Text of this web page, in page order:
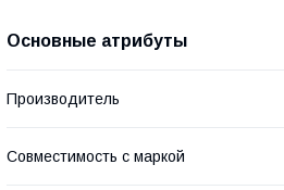
Основные атрибуты
Производитель
Совместимость с маркой